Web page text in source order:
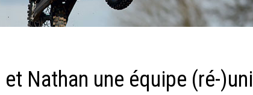
et Nathan une équipe (ré-